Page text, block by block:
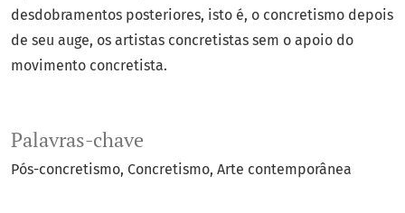
Palavras-chave
Pós-concretismo Concretismo Arte contemporânea
desdobramentos posteriores, isto é, o concretismo depois
de seu auge, os artistas concretistas sem o apoio do
movimento concretista.